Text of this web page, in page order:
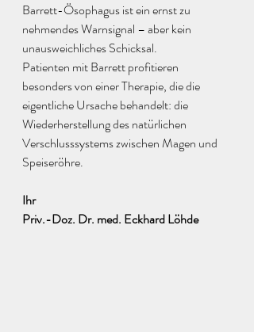
Barrett-Ösophagus ist ein ernst zu
nehmendes Warnsignal – aber kein
unausweichliches Schicksal.
Patienten mit Barrett profitieren
besonders von einer Therapie, die die
eigentliche Ursache behandelt: die
Wiederherstellung des natürlichen
Verschlusssystems zwischen Magen und
Speiseröhre.
Ihr
Priv.-Doz. Dr. med. Eckhard Löhde